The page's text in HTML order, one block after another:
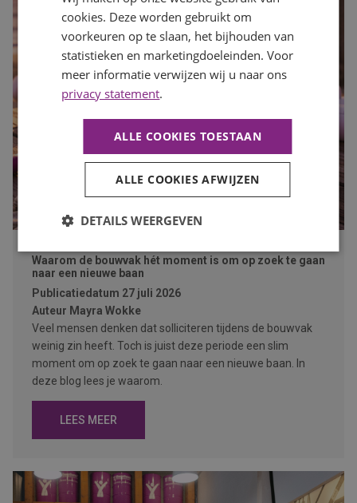
Waarom de bouwvak hét moment is om op zoek te gaan
naar een nieuwe baan
Publicatiedatum 27 juli 2026
Auteur Mayra Wokke
Veel mensen denken dat solliciteren tijdens de bouwvak
weinig zin heeft. Toch is juist deze periode een slim
moment om op zoek te gaan naar een nieuwe baan. In
deze blog lees je waarom.
LEES MEER
cookies. Deze worden gebruikt om
voorkeuren op te slaan, het bijhouden van
statistieken en marketingdoeleinden. Voor
meer informatie verwijzen wij u naar ons
privacy statement.
ALLE COOKIES TOESTAAN
ALLE COOKIES AFWIJZEN
DETAILS WEERGEVEN